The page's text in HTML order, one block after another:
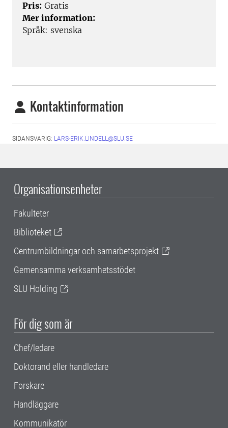
Pris: Gratis
Mer information:
Språk: svenska
Kontaktinformation
SIDANSVARIG: LARS-ERIK.LINDELL@SLU.SE
Organisationsenheter
Fakulteter
Biblioteket
Centrumbildningar och samarbetsprojekt
Gemensamma verksamhetsstödet
SLU Holding
För dig som är
Chef/ledare
Doktorand eller handledare
Forskare
Handläggare
Kommunikatör